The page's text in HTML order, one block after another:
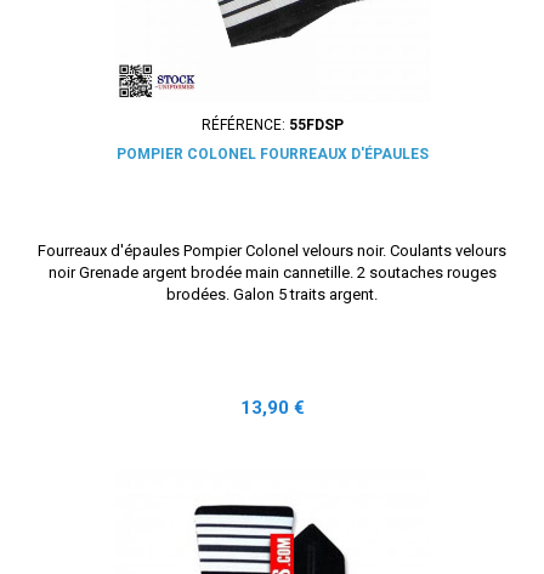
RÉFÉRENCE: 55FDSP
POMPIER COLONEL FOURREAUX D'ÉPAULES
Fourreaux d'épaules Pompier Colonel velours noir. Coulants velours
noir Grenade argent brodée main cannetille. 2 soutaches rouges
brodées. Galon 5 traits argent.
Prix
13,90 €